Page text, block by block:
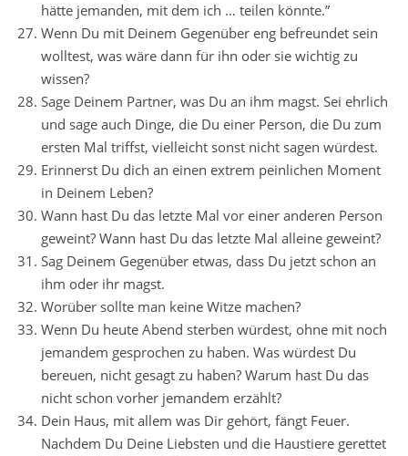
hätte jemanden, mit dem ich … teilen könnte.”
Wenn Du mit Deinem Gegenüber eng befreundet sein
wolltest, was wäre dann für ihn oder sie wichtig zu
wissen?
Sage Deinem Partner, was Du an ihm magst. Sei ehrlich
und sage auch Dinge, die Du einer Person, die Du zum
ersten Mal triffst, vielleicht sonst nicht sagen würdest.
Erinnerst Du dich an einen extrem peinlichen Moment
in Deinem Leben?
Wann hast Du das letzte Mal vor einer anderen Person
geweint? Wann hast Du das letzte Mal alleine geweint?
Sag Deinem Gegenüber etwas, dass Du jetzt schon an
ihm oder ihr magst.
Worüber sollte man keine Witze machen?
Wenn Du heute Abend sterben würdest, ohne mit noch
jemandem gesprochen zu haben. Was würdest Du
bereuen, nicht gesagt zu haben? Warum hast Du das
nicht schon vorher jemandem erzählt?
Dein Haus, mit allem was Dir gehört, fängt Feuer.
Nachdem Du Deine Liebsten und die Haustiere gerettet